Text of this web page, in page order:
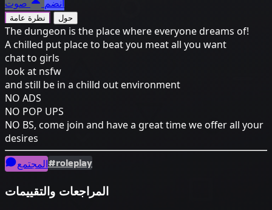
انضم
صوت
نظرة عامة حول
The dungeon is the place where everyone dreams of!
A chilled put place to beat you meat all you want
chat to girls
look at nsfw
and still be in a chilld out environment
NO ADS
NO POP UPS
NO BS, come join and have a great time we offer all your
desires
المجتمع#roleplay
المراجعات والتقييمات